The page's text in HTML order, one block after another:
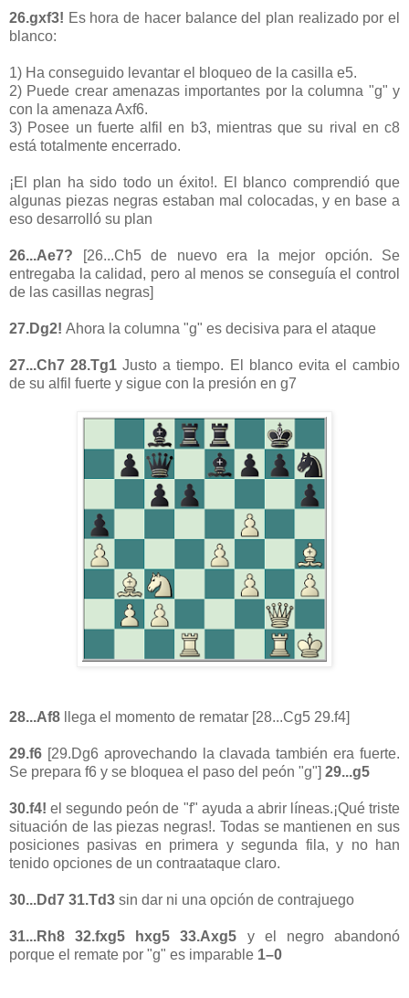
26.gxf3! Es hora de hacer balance del plan realizado por el
blanco:
1) Ha conseguido levantar el bloqueo de la casilla e5.
2) Puede crear amenazas importantes por la columna "g" y
con la amenaza Axf6.
3) Posee un fuerte alfil en b3, mientras que su rival en c8
está totalmente encerrado.
¡El plan ha sido todo un éxito!. El blanco comprendió que
algunas piezas negras estaban mal colocadas, y en base a
eso desarrolló su plan
26...Ae7?
[26...Ch5 de nuevo era la mejor opción. Se
entregaba la calidad, pero al menos se conseguía el control
de las casillas negras]
27.Dg2! Ahora la columna "g" es decisiva para el ataque
27...Ch7 28.Tg1Justo a tiempo. El blanco evita el cambio
de su alfil fuerte y sigue con la presión en g7
28...Af8 llega el momento de rematar [28...Cg5 29.f4]
29.f6 [29.Dg6 aprovechando la clavada también era fuerte.
Se prepara f6 y se bloquea el paso del peón "g"] 29...g5
30.f4!el segundo peón de "f" ayuda a abrir líneas.¡Qué triste
situación de las piezas negras!. Todas se mantienen en sus
posiciones pasivas en primera y segunda fila, y no han
tenido opciones de un contraataque claro.
30...Dd7 31.Td3 sin dar ni una opción de contrajuego
31...Rh8 32.fxg5 hxg5 33.Axg5 y el negro abandonó
porque el remate por "g" es imparable 1–0